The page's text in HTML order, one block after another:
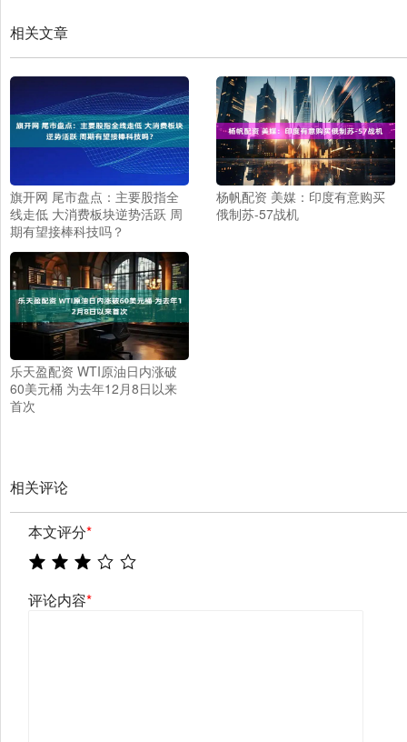
相关文章
旗开网 尾市盘点：主要股指全
线走低 大消费板块逆势活跃 周
期有望接棒科技吗？
杨帆配资 美媒：印度有意购买
俄制苏-57战机
乐天盈配资 WTI原油日内涨破
60美元桶 为去年12月8日以来
首次
相关评论
本文评分*
评论内容*